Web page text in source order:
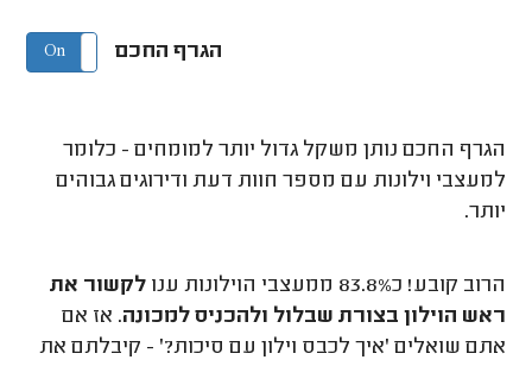
הגרף החכם On Off
הגרף החכם נותן משקל גדול יותר למומחים - כלומר
למעצבי וילונות עם מספר חוות דעת ודירוגים גבוהים
יותר.
הרוב קובע! כ83.8% ממעצבי הוילונות ענו
לקשור את
ראש הוילון בצורת שבלול ולהכניס למכונה. אז אם
אתם שואלים 'איך לכבס וילון עם סיכות?' - קיבלתם את